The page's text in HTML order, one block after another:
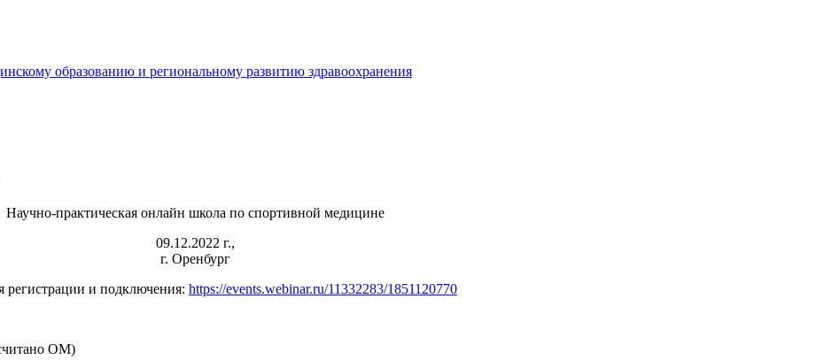
образованию и региональному развитию здравоохранения
Научно-практическая онлайн школа по спортивной медицине
09.12.2022 г.,
г. Оренбург
регистрации и подключения: https://events.webinar.ru/11332283/1851120770
ОМ)